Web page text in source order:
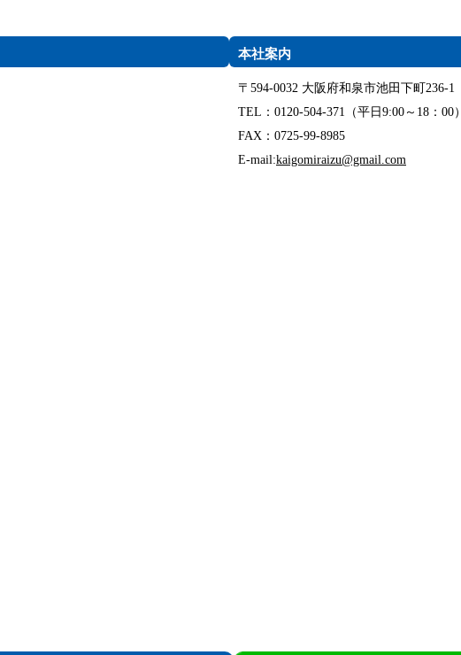
本社案内
〒594-0032 大阪府和泉市池田下町236-1
TEL：0120-504-371（平日9:00～18：00）
FAX：0725-99-8985
E-mail:kaigomiraizu@gmail.com